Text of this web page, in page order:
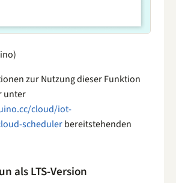
zur Nutzung dieser Funktion
unter
cloud/iot-
schedulerbereitstehenden
als LTS-Version